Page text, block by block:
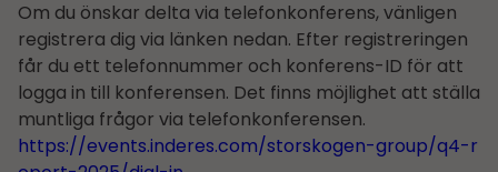
Om du önskar delta via telefonkonferens, vänligen
registrera dig via länken nedan. Efter registreringen
får du ett telefonnummer och konferens-ID för att
logga in till konferensen. Det finns möjlighet att ställa
muntliga frågor via telefonkonferensen.
https://events.inderes.com/storskogen-group/q4-r